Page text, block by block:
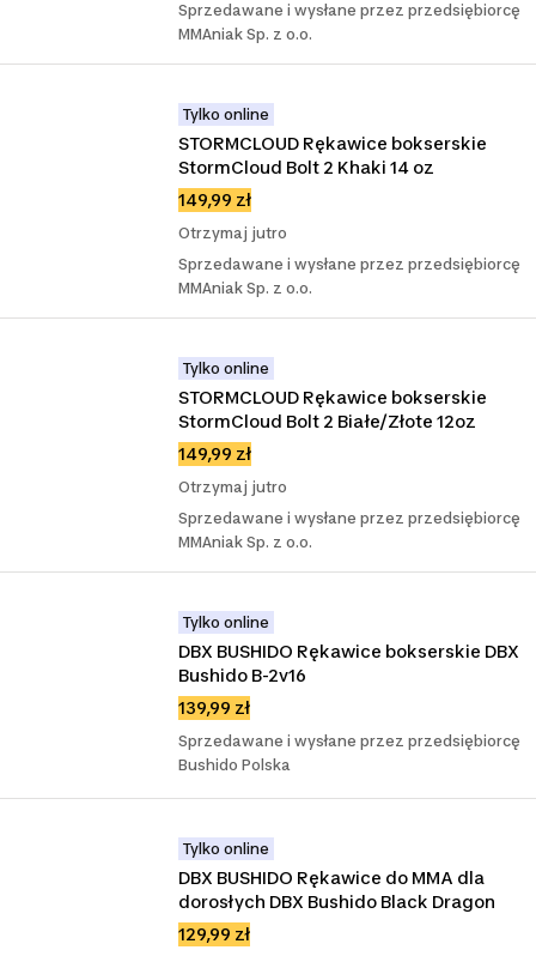
Sprzedawane i wysłane przez przedsiębiorcę
MMAniak Sp. z o.o.
Tylko online
STORMCLOUD Rękawice bokserskie
StormCloud Bolt 2 Khaki 14 oz
149,99 zł
Otrzymaj jutro
Sprzedawane i wysłane przez przedsiębiorcę
MMAniak Sp. z o.o.
Tylko online
STORMCLOUD Rękawice bokserskie
StormCloud Bolt 2 Białe/Złote 12oz
149,99 zł
Otrzymaj jutro
Sprzedawane i wysłane przez przedsiębiorcę
MMAniak Sp. z o.o.
Tylko online
DBX BUSHIDO Rękawice bokserskie DBX
Bushido B-2v16
139,99 zł
Sprzedawane i wysłane przez przedsiębiorcę
Bushido Polska
Tylko online
DBX BUSHIDO Rękawice do MMA dla
dorosłych DBX Bushido Black Dragon
129,99 zł